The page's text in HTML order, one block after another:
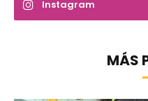
Instagram
MÁS